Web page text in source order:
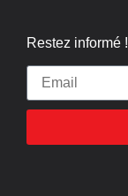
Restez informé !